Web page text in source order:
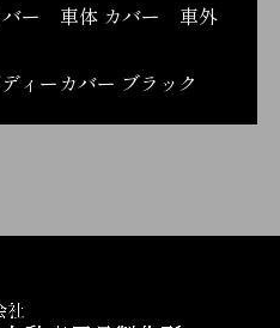
バー 車体 カバー 車外
ィーカバー ブラック